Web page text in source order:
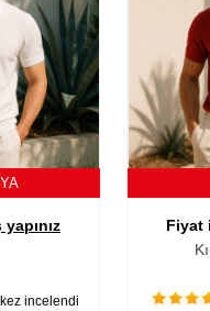
kez incelendi
Fiyat